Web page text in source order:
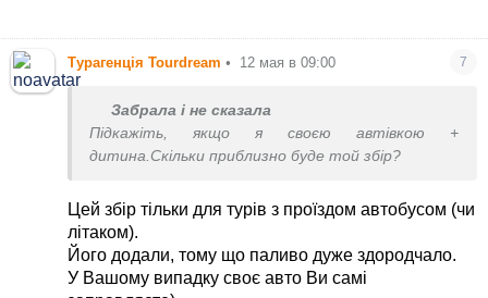
Турагенція Tourdream • 12 мая в 09:00 7
Забрала і не сказала
Підкажіть, якщо я своєю автівкою +
дитина.Скільки приблизно буде той збір?
Цей збір тільки для турів з проїздом автобусом (чи
літаком).
Його додали, тому що паливо дуже здородчало.
У Вашому випадку своє авто Ви самі